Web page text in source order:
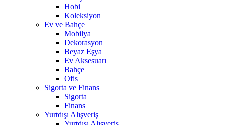
Hobi
Koleksiyon
Ev ve Bahçe
Mobilya
Dekorasyon
Beyaz Eşya
Ev Aksesuarı
Bahçe
Ofis
Sigorta ve Finans
Sigorta
Finans
Yurtdışı Alışveriş